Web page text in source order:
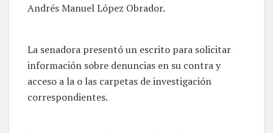
Andrés Manuel López Obrador.
La senadora presentó un escrito para solicitar
información sobre denuncias en su contra y
acceso a la o las carpetas de investigación
correspondientes.